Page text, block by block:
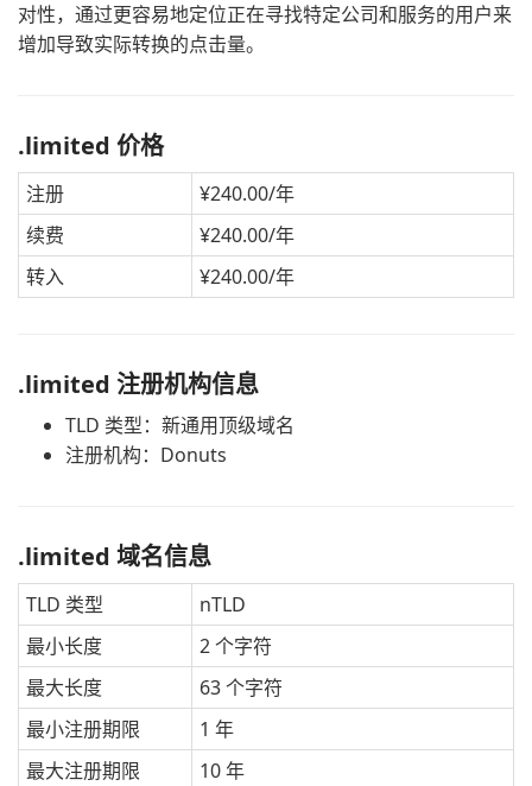
对性，通过更容易地定位正在寻找特定公司和服务的用户来
增加导致实际转换的点击量。
.limited 价格
注册
¥240.00/年
续费
¥240.00/年
转入
¥240.00/年
.limited 注册机构信息
TLD 类型：新通用顶级域名
注册机构：Donuts
.limited 域名信息
TLD 类型
nTLD
最小长度
2 个字符
最大长度
63 个字符
最小注册期限
1 年
最大注册期限
10 年